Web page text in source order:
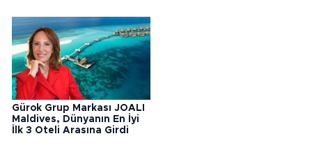
Gürok Grup Markası JOALI
Maldives, Dünyanın En İyi
İlk 3 Oteli Arasına Girdi